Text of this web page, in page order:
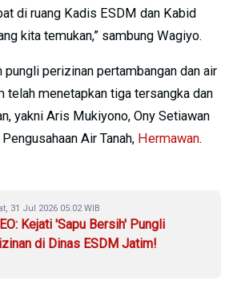
di ruang Kadis ESDM dan Kabid
kita temukan,” sambung Wagiyo.
pungli perizinan pertambangan dan air
telah menetapkan tiga tersangka dan
yakni Aris Mukiyono, Ony Setiawan
Air Tanah, Hermawan.
31 Jul 2026 05:02 WIB
Kejati 'Sapu Bersih' Pungli
di Dinas ESDM Jatim!